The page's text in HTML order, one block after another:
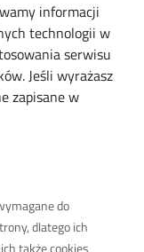
informacji
technologii w
serwisu
Jeśli wyrażasz
zapisane w
do
dlatego ich
także cookies